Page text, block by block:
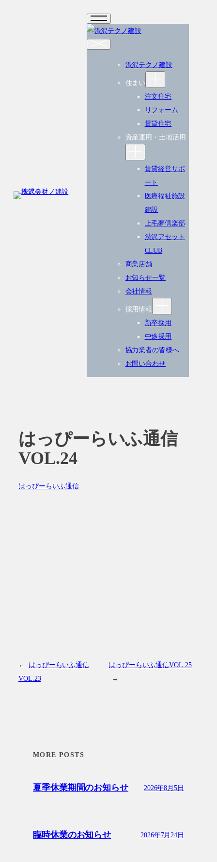
渋沢テクノ建設
住まい
注文住宅
リフォーム
賃貸住宅
資産運用・土地活用
賃貸経営サポ
ート
医療福祉施設
建設
上毛夢倶楽部
渋沢アセット
CLUB
商業店舗
お知らせ一覧
会社情報
採用情報
新卒採用
中途採用
協力業者の皆様へ
お問い合わせ
はっぴーらいふ通信
VOL.24
はっぴーらいふ通信
←
はっぴーらいふ通信
VOL.23
はっぴーらいふ通信VOL.25
→
MORE POSTS
夏季休業期間のお知らせ 2026年8月5日
臨時休業のお知らせ 2026年7月24日